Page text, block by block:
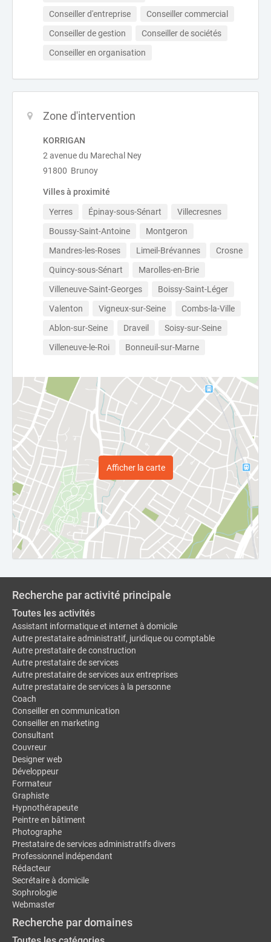
Conseiller d'entreprise
Conseiller commercial
Conseiller de gestion
Conseiller de sociétés
Conseiller en organisation
Zone d'intervention
KORRIGAN
2 avenue du Marechal Ney
91800 Brunoy
Villes à proximité
Yerres Épinay-sous-Sénart
Villecresnes
Boussy-Saint-Antoine
Montgeron
Mandres-les-Roses
Limeil-Brévannes
Crosne
Quincy-sous-Sénart
Marolles-en-Brie
Villeneuve-Saint-Georges
Boissy-Saint-Léger
Valenton
Vigneux-sur-Seine
Combs-la-Ville
Ablon-sur-Seine
Draveil
Soisy-sur-Seine
Villeneuve-le-Roi
Bonneuil-sur-Marne
Afficher la carte
Recherche par activité principale
Toutes les activités
Assistant informatique et internet à domicile
Autre prestataire administratif, juridique ou comptable
Autre prestataire de construction
Autre prestataire de services
Autre prestataire de services aux entreprises
Autre prestataire de services à la personne
Coach
Conseiller en communication
Conseiller en marketing
Consultant
Couvreur
Designer web
Développeur
Formateur
Graphiste
Hypnothérapeute
Peintre en bâtiment
Photographe
Prestataire de services administratifs divers
Professionnel indépendant
Rédacteur
Secrétaire à domicile
Sophrologie
Webmaster
Recherche par domaines